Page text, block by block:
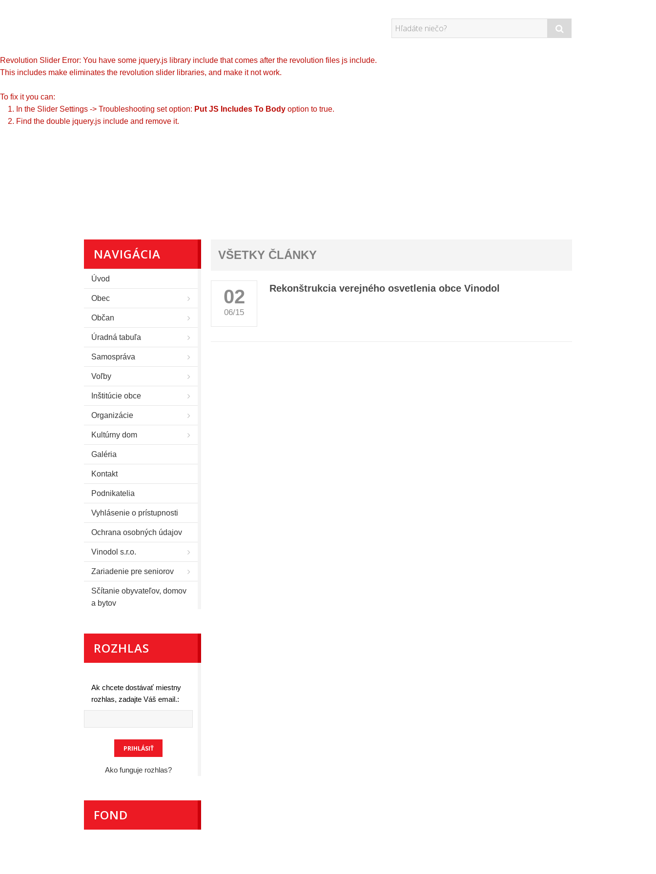
Revolution Slider Error: You have some jquery.js library include that comes after the revolution files js include.
This includes make eliminates the revolution slider libraries, and make it not work.
To fix it you can:
1. In the Slider Settings -> Troubleshooting set option: Put JS Includes To Body option to true.
2. Find the double jquery.js include and remove it.
NAVIGÁCIA
Úvod
Obec
Občan
Úradná tabuľa
Samospráva
Voľby
Inštitúcie obce
Organizácie
Kultúrny dom
Galéria
Kontakt
Podnikatelia
Vyhlásenie o prístupnosti
Ochrana osobných údajov
Vinodol s.r.o.
Zariadenie pre seniorov
Sčítanie obyvateľov, domov
a bytov
ROZHLAS
Ak chcete dostávať miestny
rozhlas, zadajte Váš email.:
Ako funguje rozhlas?
FOND
VŠETKY ČLÁNKY
02
06/15
Rekonštrukcia verejného osvetlenia obce Vinodol